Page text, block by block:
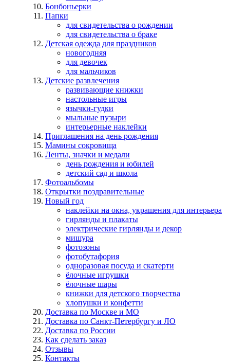
Бонбоньерки
Папки
для свидетельства о рождении
для свидетельства о браке
Детская одежда для праздников
новогодняя
для девочек
для мальчиков
Детские развлечения
развивающие книжки
настольные игры
язычки-гудки
мыльные пузыри
интерьерные наклейки
Приглашения на день рождения
Мамины сокровища
Ленты, значки и медали
день рождения и юбилей
детский сад и школа
Фотоальбомы
Открытки поздравительные
Новый год
наклейки на окна, украшения для интерьера
гирлянды и плакаты
электрические гирлянды и декор
мишура
фотозоны
фотобутафория
одноразовая посуда и скатерти
ёлочные игрушки
ёлочные шары
книжки для детского творчества
хлопушки и конфетти
Доставка по Москве и МО
Доставка по Санкт-Петербургу и ЛО
Доставка по России
Как сделать заказ
Отзывы
Контакты